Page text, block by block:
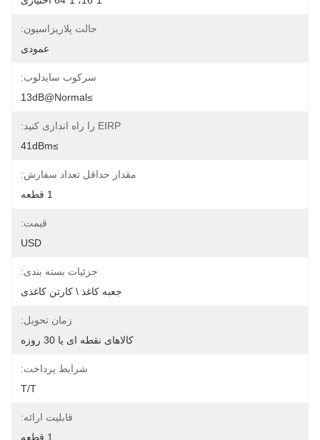
حالت پلاریزاسیون:
عمودی
سرکوب سایدلوب:
≥13dB@normal
EIRP را راه اندازی کنید:
≥41dBm
مقدار حداقل تعداد سفارش:
1 قطعه
قیمت:
USD
جزئیات بسته بندی:
جعبه کاغذ \ کارتن کاغذی
زمان تحویل:
کالاهای نقطه ای یا 30 روزه
شرایط پرداخت:
T/T
قابلیت ارائه:
1 قطعه